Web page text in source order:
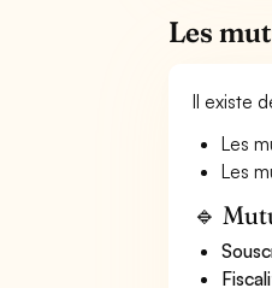
Les
Il existe
Les
Les
🔹